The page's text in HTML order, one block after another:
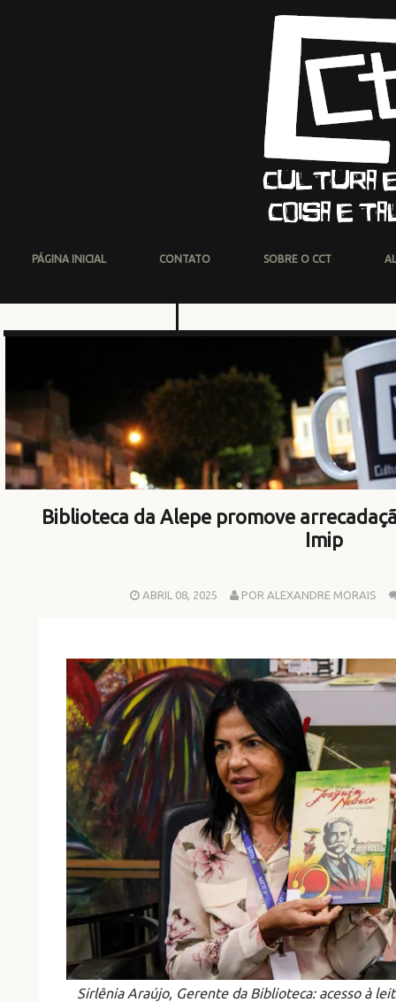
PÁGINA INICIAL CONTATO SOBRE O CCT
Biblioteca da Alepe promove
Imip
ABRIL 08, 2025 POR ALEXANDRE MORAIS
Sirlênia Araújo, Gerente da Biblioteca: acesso à